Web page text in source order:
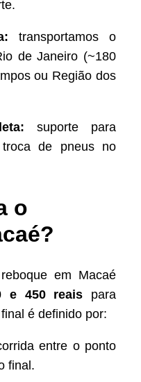
transportamos o
de Janeiro (~180
ou Região dos
suporte para
de pneus no
o
em Macaé
e 450 reais para
é definido por:
entre o ponto
final.